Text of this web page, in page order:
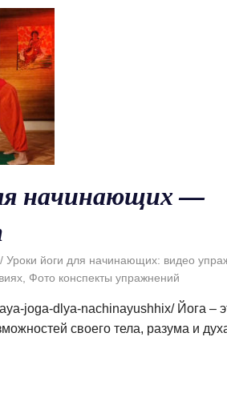
начинающих —
Уроки йоги для начинающих: видео
, Фото конспекты упражнений
joga-dlya-nachinayushhix/ Йога –
своего тела, разума и